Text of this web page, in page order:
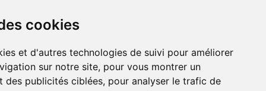
cookies
et d'autres technologies de suivi pour améliorer
sur notre site, pour vous montrer un
des publicités ciblées, pour analyser le trafic de